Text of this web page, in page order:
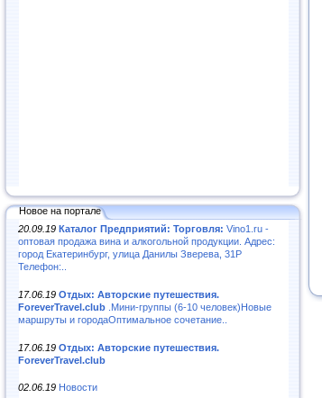
Новое на портале
20.09.19 Каталог Предприятий: Торговля: Vino1.ru -
оптовая продажа вина и алкогольной продукции. Адрес:
город Екатеринбург, улица Данилы Зверева, 31Р
Телефон:..
17.06.19 Отдых: Авторские путешествия.
ForeverTravel.club .Мини-группы (6-10 человек)Новые
маршруты и городаОптимальное сочетание..
17.06.19 Отдых: Авторские путешествия.
ForeverTravel.club
02.06.19 Новости